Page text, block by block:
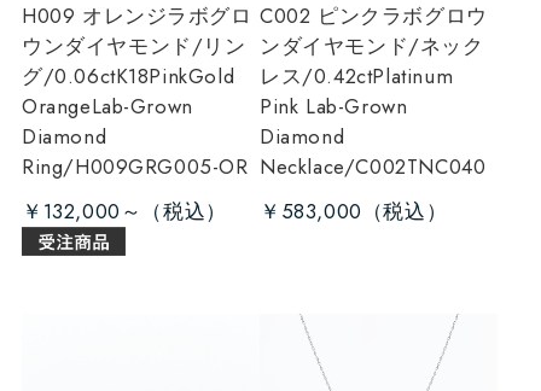
H009 オレンジラボグロ
ウンダイヤモンド/リン
グ/0.06ctK18PinkGold
OrangeLab-Grown
Diamond
Ring/H009GRG005-OR
￥132,000～
C002 ピンクラボグロウ
ンダイヤモンド/ネック
レス/0.42ctPlatinum
Pink Lab-Grown
Diamond
Necklace/C002TNC040
￥583,000